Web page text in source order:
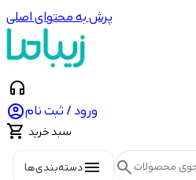
پرش به محتوای اصلی
headphones
ورود / ثبت نام
 سبد خرید
menuدسته‌بندی‌ها search